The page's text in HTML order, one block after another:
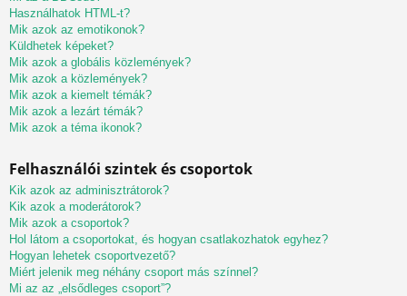
Használhatok HTML-t?
Mik azok az emotikonok?
Küldhetek képeket?
Mik azok a globális közlemények?
Mik azok a közlemények?
Mik azok a kiemelt témák?
Mik azok a lezárt témák?
Mik azok a téma ikonok?
Felhasználói szintek és csoportok
Kik azok az adminisztrátorok?
Kik azok a moderátorok?
Mik azok a csoportok?
Hol látom a csoportokat, és hogyan csatlakozhatok egyhez?
Hogyan lehetek csoportvezető?
Miért jelenik meg néhány csoport más színnel?
Mi az az „elsődleges csoport”?